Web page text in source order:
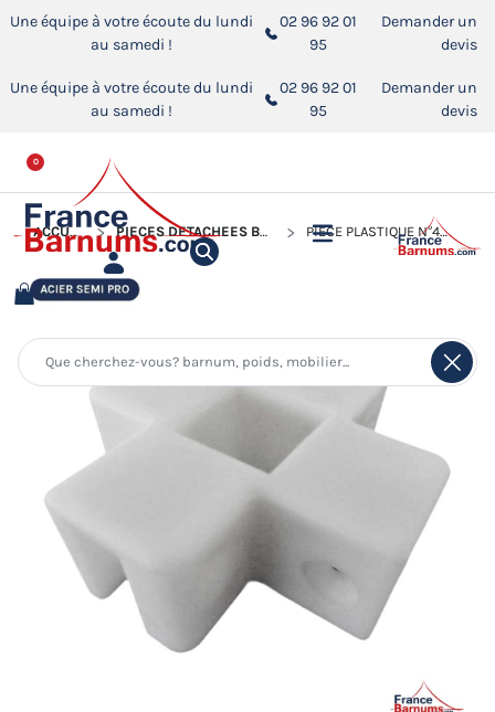
Une équipe à votre écoute du lundi
au samedi !
02 96 92 01
95
Demander un
devis
Une équipe à votre écoute du lundi
au samedi !
02 96 92 01
95
Demander un
devis
0
ACCUEIL PIÈCES DÉTACHÉES BARNUMS PLIANTS PIÈCE PLASTIQUE N°4 POUR BARNUM PLIANT GAMME ACIER SEMI PRO